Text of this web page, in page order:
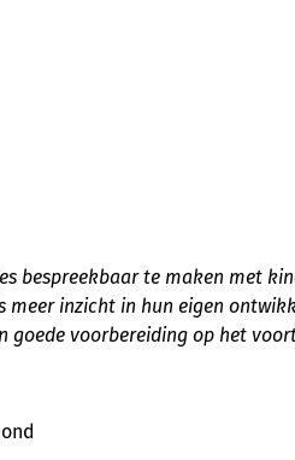
bespreekbaar te maken met
meer inzicht in hun eigen
goede voorbereiding op het